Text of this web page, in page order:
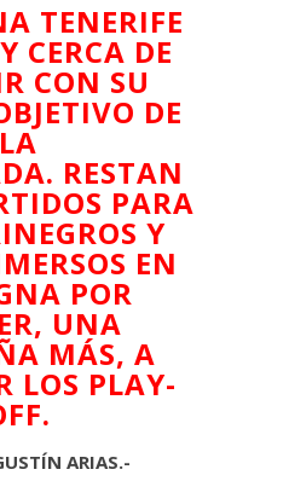
TENERIFE
CERCA DE
CON SU
DE
LA
RESTAN
PARA
Y
EN
POR
UNA
MÁS, A
LOS PLAY-
ARIAS.-